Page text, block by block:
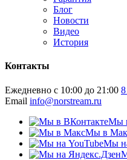
Блог
Новости
Видео
История
Контакты
Ежедневно с 10:00 до 21:00
Email info@norstream.ru
Мы
Мы в
Мы